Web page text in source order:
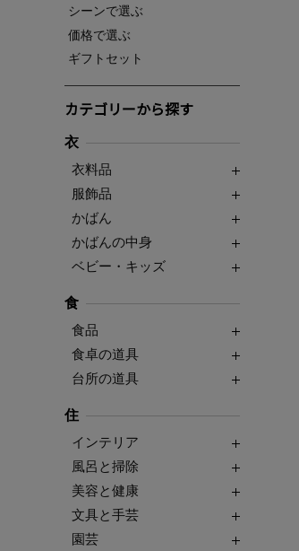
シーンで選ぶ
価格で選ぶ
ギフトセット
カテゴリーから探す
衣
衣料品
服飾品
かばん
かばんの中身
ベビー・キッズ
食
食品
食卓の道具
台所の道具
住
インテリア
風呂と掃除
美容と健康
文具と手芸
園芸